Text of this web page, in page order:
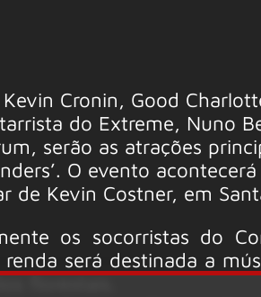
Cronin, Good
do Extreme, Nuno
serão as atrações
O evento
de Kevin Costner, em
os socorristas do
será destinada a
florestais.